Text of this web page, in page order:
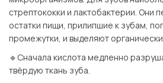
стрептококки и лактобактерии. Они
остатки пищи, прилипшие к зубам,
промежутки, и выделяют
🔹Сначала кислота медленно
твёрдую ткань зуба.